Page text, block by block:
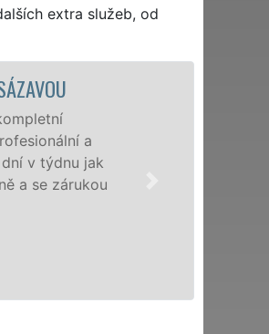
extra služeb, od
SLUŽBA ŽĎÁR NAD